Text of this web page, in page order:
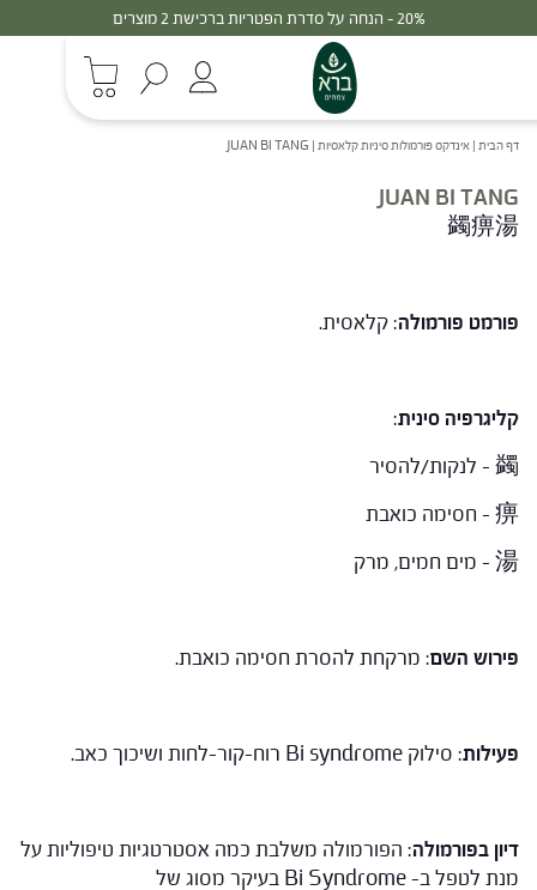
דף הבית | אינדקס פורמולות סיניות קלאסיות |
JUAN BI TANG
JUAN BI TANG
蠲痹湯
פורמט פורמולה: קלאסית.
קליגרפיה סינית:
蠲 – לנקות/להסיר
痹 – חסימה כואבת
湯 – מים חמים, מרק
פירוש השם: מרקחת להסרת חסימה כואבת.
פעילות: סילוק Bi syndrome רוח-קור-לחות ושיכוך כאב.
דיון בפורמולה: הפורמולה משלבת כמה אסטרטגיות טיפוליות על
מנת לטפל ב- Bi Syndrome בעיקר מסוג של